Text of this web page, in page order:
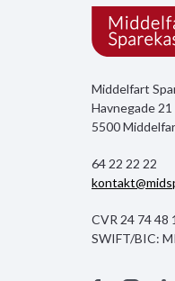
Middelfart
Havnegade 21
5500
64 22 22 22
CVR 24 74 48
SWIFT/BIC: